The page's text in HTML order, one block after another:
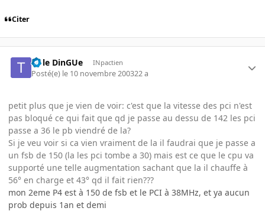
Citer
t l-le DinGUe INpactien
Posté(e) le 10 novembre 200322 a
petit plus que je vien de voir: c'est que la vitesse des pci n'est
pas bloqué ce qui fait que qd je passe au dessu de 142 les pci
passe a 36 le pb viendré de la?
Si je veu voir si ca vien vraiment de la il faudrai que je passe a
un fsb de 150 (la les pci tombe a 30) mais est ce que le cpu va
supporté une telle augmentation sachant que la il chauffe à
56° en charge et 43° qd il fait rien???
mon 2eme P4 est à 150 de fsb et le PCI à 38MHz, et ya aucun
prob depuis 1an et demi